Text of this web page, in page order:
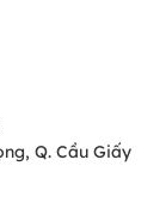
Q. Cầu Giấy